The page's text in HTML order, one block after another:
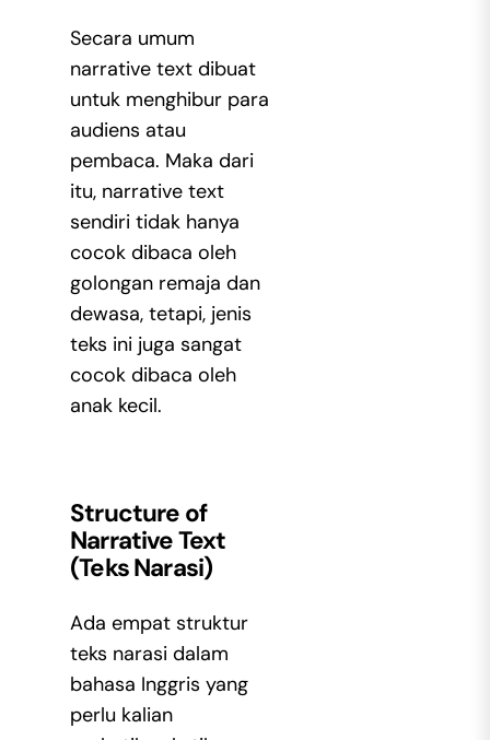
Secara umum
narrative text dibuat
untuk menghibur para
audiens atau
pembaca. Maka dari
itu, narrative text
sendiri tidak hanya
cocok dibaca oleh
golongan remaja dan
dewasa, tetapi, jenis
teks ini juga sangat
cocok dibaca oleh
anak kecil.
Structure of
Narrative Text
(Teks Narasi)
Ada empat struktur
teks narasi dalam
bahasa Inggris yang
perlu kalian